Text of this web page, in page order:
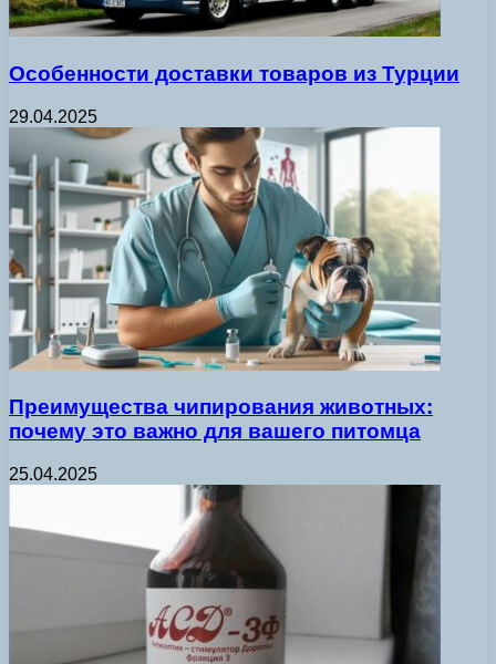
Особенности доставки товаров из Турции
29.04.2025
Преимущества чипирования животных:
почему это важно для вашего питомца
25.04.2025